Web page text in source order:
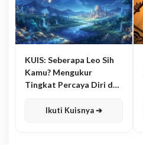
KUIS: Seberapa Leo Sih
Kamu? Mengukur
Tingkat Percaya Diri dan
Ikuti Kuisnya ➔